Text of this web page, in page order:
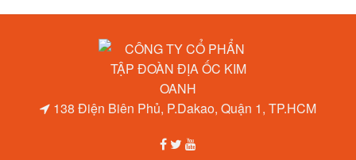
138 Điện Biên Phủ, P.Dakao, Quận 1, TP.HCM